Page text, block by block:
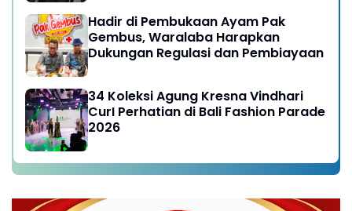
Hadir di Pembukaan Ayam Pak
Gembus, Waralaba Harapkan
Dukungan Regulasi dan Pembiayaan
34 Koleksi Agung Kresna Vindhari
CurI Perhatian di Bali Fashion Parade
2026